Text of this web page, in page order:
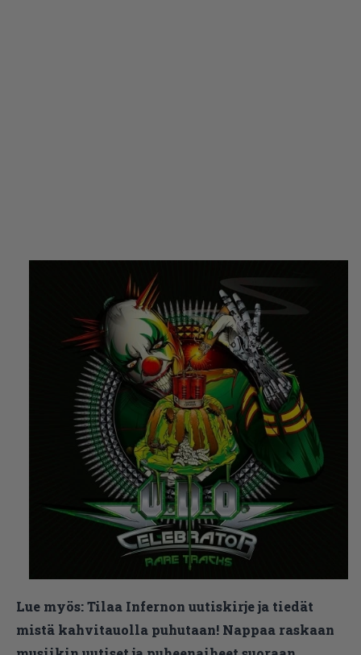
Lue myös:Tilaa Infernon uutiskirje ja tiedät
mistä kahvitauolla puhutaan! Nappaa raskaan